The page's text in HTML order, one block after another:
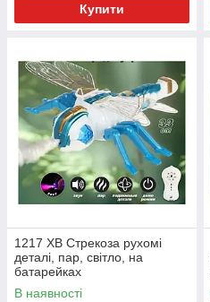
Купити
1217 XB Стрекоза рухомі
деталі, пар, світло, на
батарейках
В наявності